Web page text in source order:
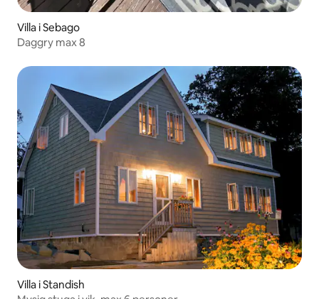
Villa i Sebago
Daggry max 8
Villa i Standish